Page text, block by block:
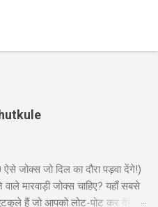
जोक्स जो दिल का दौरा पड़वा देंगे!)
मारवाड़ी जोक्स चाहिए? यहाँ सबसे
हैं जो आपको लोट-पोट कर देंगे! ⚡